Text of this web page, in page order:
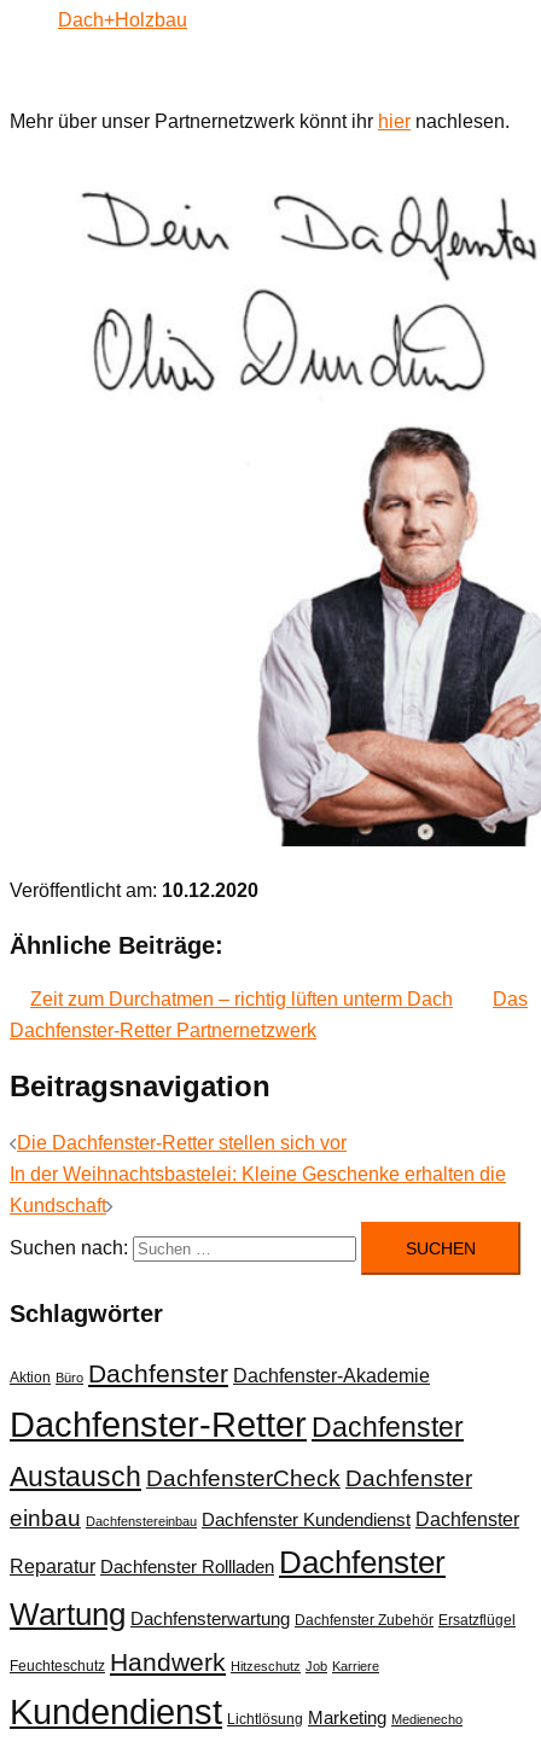
Dach+Holzbau
Mehr über unser Partnernetzwerk könnt ihr hier nachlesen.
Veröffentlicht am: 10.12.2020
Ähnliche Beiträge:
Zeit zum Durchatmen – richtig lüften unterm Dach
Das
Dachfenster-Retter Partnernetzwerk
Beitragsnavigation
Die Dachfenster-Retter stellen sich vor
In der Weihnachtsbastelei: Kleine Geschenke erhalten die
Kundschaft
Suchen nach:
Schlagwörter
Aktion Büro Dachfenster Dachfenster-Akademie
Dachfenster-RetterDachfenster
Austausch DachfensterCheck Dachfenster
einbau Dachfenstereinbau Dachfenster Kundendienst Dachfenster
Reparatur Dachfenster Rollladen Dachfenster
Wartung Dachfensterwartung Dachfenster Zubehör Ersatzflügel
Feuchteschutz Handwerk Hitzeschutz Job Karriere
Kundendienst Lichtlösung Marketing Medienecho